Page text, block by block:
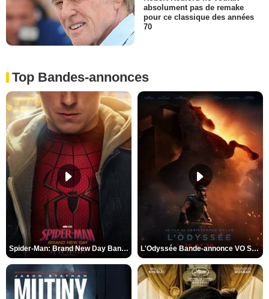
absolument pas de remake
pour ce classique des années
70
Top Bandes-annonces
Spider-Man: Brand New Day Bande-annonce VO STFR L'Odyssée Bande-annonce VO STFR